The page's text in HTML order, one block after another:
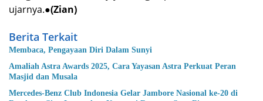
ujarnya.●(Zian)
Berita Terkait
Membaca, Pengayaan Diri Dalam Sunyi
Amaliah Astra Awards 2025, Cara Yayasan Astra Perkuat Peran
Masjid dan Musala
Mercedes-Benz Club Indonesia Gelar Jambore Nasional ke-20 di